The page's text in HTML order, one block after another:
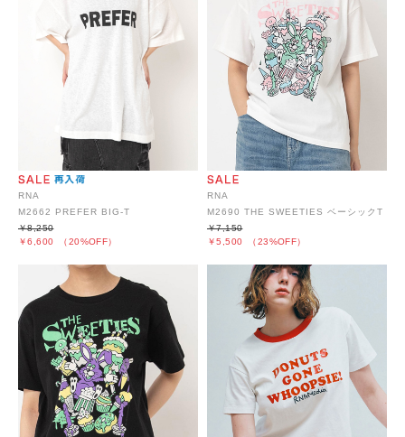
RNA
M2662 PREFER BIG-T
￥6,600 （20%OFF）
￥8,250
RNA
M2690 THE SWEETIES ベーシックT
￥5,500 （23%OFF）
￥7,150